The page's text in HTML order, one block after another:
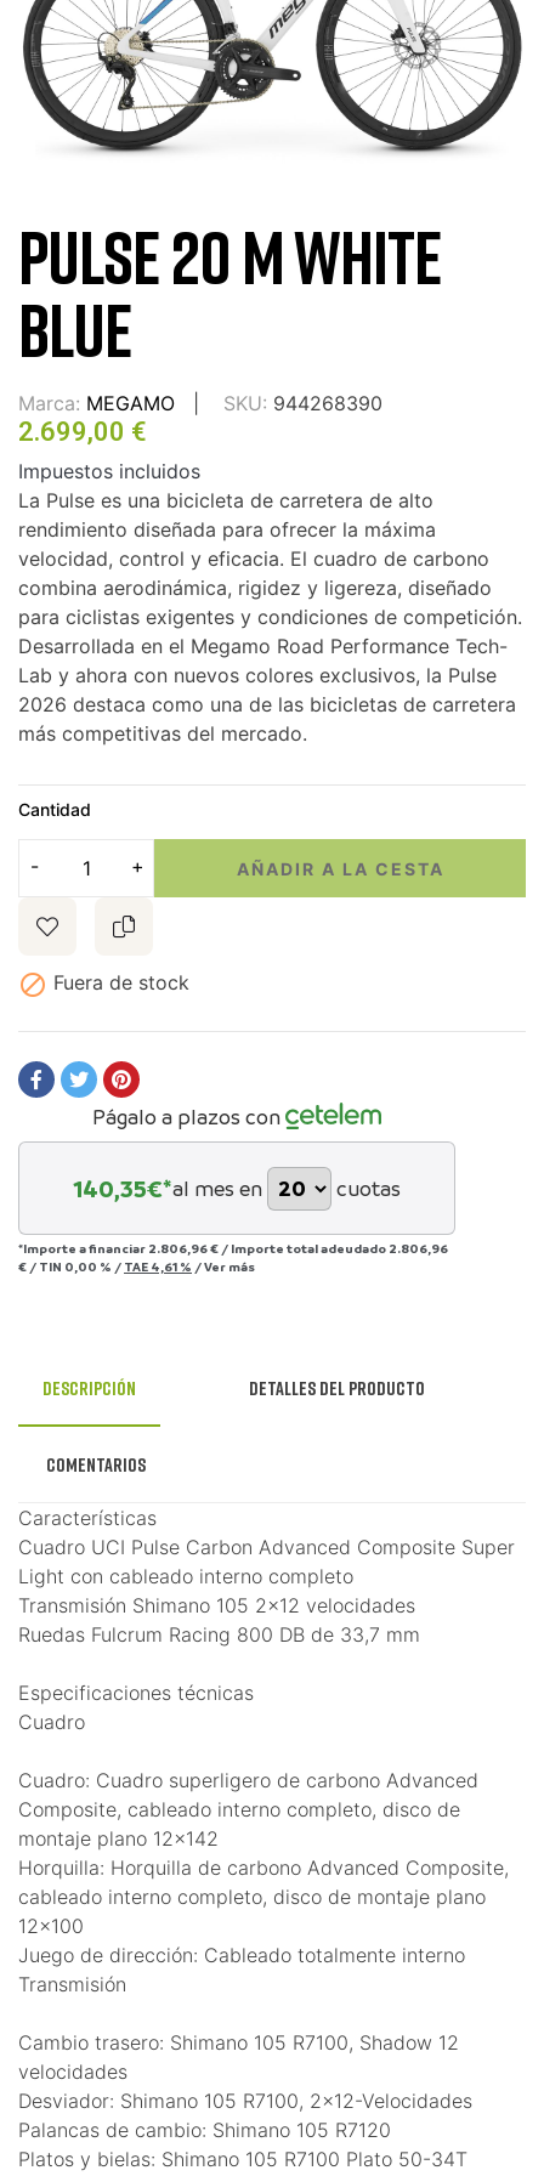
PULSE 20 M WHITE
BLUE
Marca: MEGAMO SKU: 944268390
2.699,00 €
Impuestos incluidos
La Pulse es una bicicleta de carretera de alto
rendimiento diseñada para ofrecer la máxima
velocidad, control y eficacia. El cuadro de carbono
combina aerodinámica, rigidez y ligereza, diseñado
para ciclistas exigentes y condiciones de competición.
Desarrollada en el Megamo Road Performance Tech-
Lab y ahora con nuevos colores exclusivos, la Pulse
2026 destaca como una de las bicicletas de carretera
más competitivas del mercado.
Cantidad
AÑADIR A LA CESTA
 Fuera de stock
Págalo a plazos con
140,35€*al mes en cuotas
*Importe a financiar 2.806,96 € / Importe total adeudado 2.806,96
€ / TIN 0,00 % / TAE 4,61 % /Ver más
Descripción Detalles del producto
Comentarios
Características
Cuadro UCI Pulse Carbon Advanced Composite Super
Light con cableado interno completo
Transmisión Shimano 105 2x12 velocidades
Ruedas Fulcrum Racing 800 DB de 33,7 mm
Especificaciones técnicas
Cuadro
Cuadro: Cuadro superligero de carbono Advanced
Composite, cableado interno completo, disco de
montaje plano 12x142
Horquilla: Horquilla de carbono Advanced Composite,
cableado interno completo, disco de montaje plano
12x100
Juego de dirección: Cableado totalmente interno
Transmisión
Cambio trasero: Shimano 105 R7100, Shadow 12
velocidades
Desviador: Shimano 105 R7100, 2x12-Velocidades
Palancas de cambio: Shimano 105 R7120
Platos y bielas: Shimano 105 R7100 Plato 50-34T